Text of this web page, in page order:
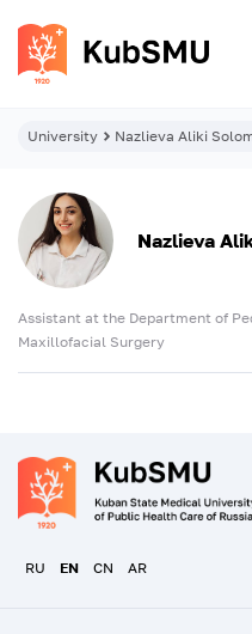
University Nazlieva Aliki
Nazlieva
Assistant at the Department of
Maxillofacial Surgery
RU EN CN AR